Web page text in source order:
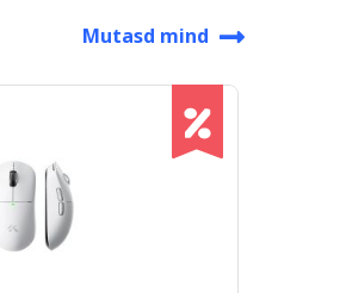
Mutasd mind